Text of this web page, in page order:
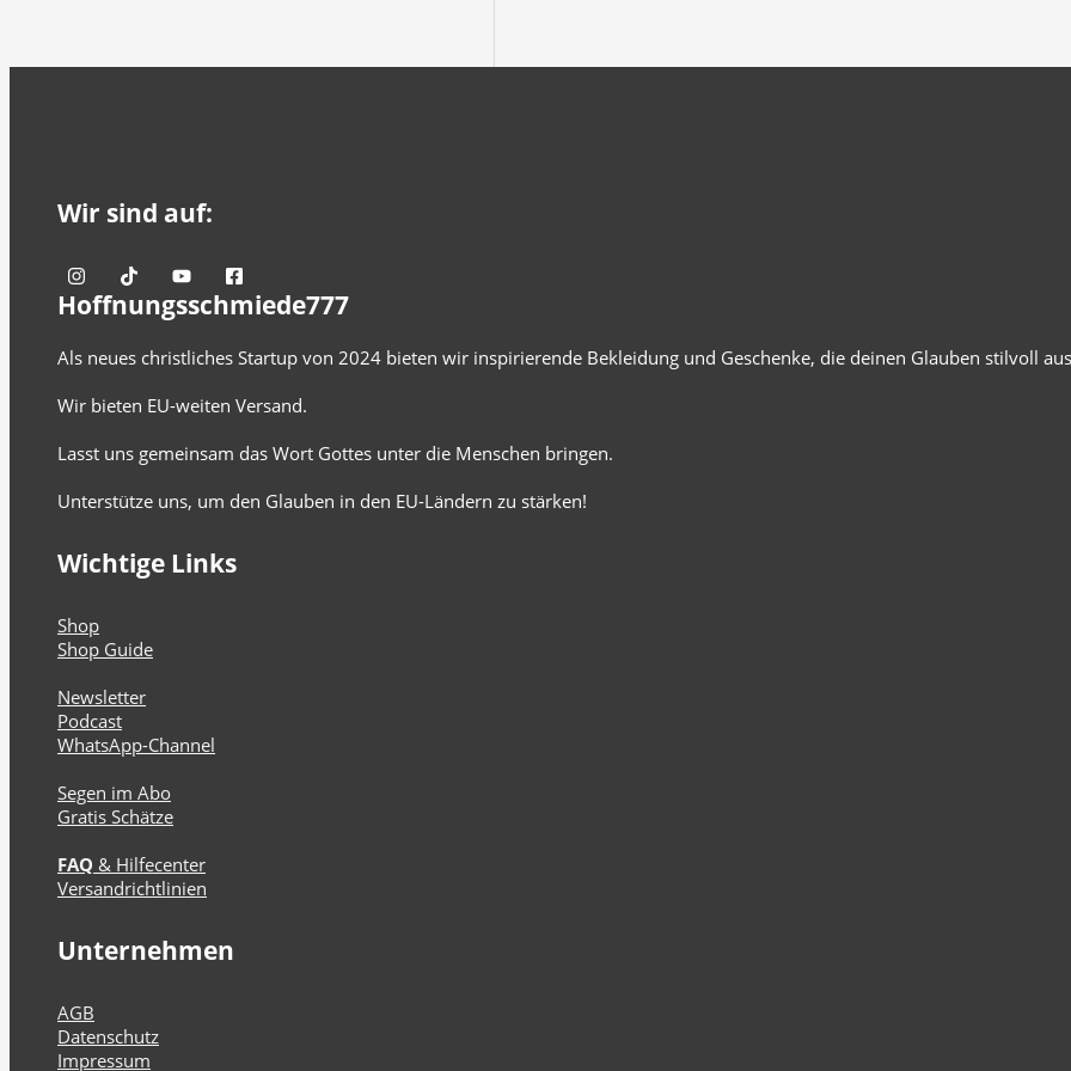
Wir sind auf:
Hoffnungsschmiede777
Als neues christliches Startup von 2024 bieten wir inspirierende Bekleidung und Geschenke, die deinen Glauben stilvoll
Wir bieten EU-weiten Versand.
Lasst uns gemeinsam das Wort Gottes unter die Menschen bringen.
Unterstütze uns, um den Glauben in den EU-Ländern zu stärken!
Wichtige Links
Shop
Shop Guide
Newsletter
Podcast
WhatsApp-Channel
Segen im Abo
Gratis Schätze
FAQ & Hilfecenter
Versandrichtlinien
Unternehmen
AGB
Datenschutz
Impressum